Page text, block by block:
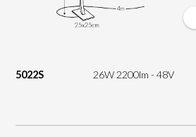
5022S 26W 2200lm - 48V